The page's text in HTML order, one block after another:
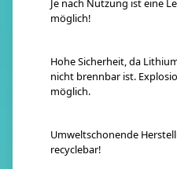
Je nach Nutzung ist eine
möglich!
Hohe Sicherheit, da
nicht brennbar ist.
möglich.
Umweltschonende
recyclebar!